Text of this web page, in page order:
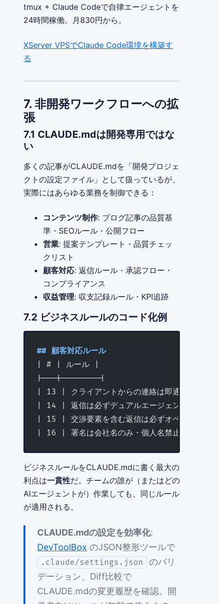
tmux + Claude Codeで自律エージェントを
24時間稼働。月830円から。
XServer VPSでClaude Code環境を構築す
る
7. 非開発ワークフローへの拡
張
7.1 CLAUDE.mdは開発専用ではな
い
多くの記事がCLAUDE.mdを「開発プロジェ
クトの設定ファイル」として扱っているが、
実際にはあらゆる業務を制御できる：
コンテンツ制作: ブログ記事の品質基
準・SEOルール・公開フロー
営業: 提案テンプレート・品質チェッ
クリスト
顧客対応: 返信ルール・承認フロー・
コンプライアンス
収益管理: 収支記録ルール・KPI追跡
7.2 ビジネスルールのコード化例
## 顧客対応ルール
| # | ルール |
|---|--------|
| 13 | クライアントからの連絡は即通知→指示
| 14 | 返信は必ずデュアルエージェントレビュ
| 15 | 交渉要素を含む返信は必ずオペレーター
| 16 | 署名は会社名のみ・個人名禁止 |
ビジネスルールをCLAUDE.mdに書く最大の
利点は一貫性だ。チームの誰が（またはどの
AIエージェントが）作業しても、同じルール
が適用される。
CLAUDE.mdの設定を効率化:
DevToolBox のJSON整形ツールで
.claude/settings.json
のバリ
デーション、Diff比較で
CLAUDE.mdの変更履歴を確認。開